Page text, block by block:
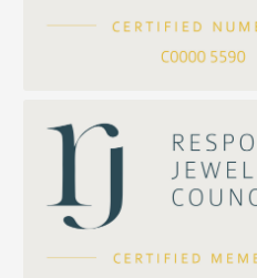
公司名稱
聯絡電話
方假繩鏈系列